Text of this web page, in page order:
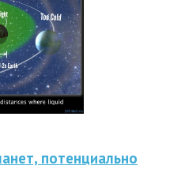
потенциально